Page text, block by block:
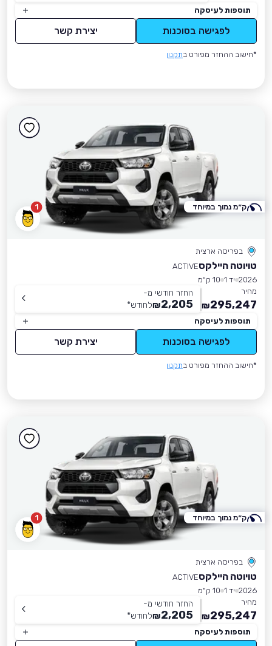
תוספות לעיסקה
לפגישה בסוכנות יצירת קשר
*חישוב ההחזר מפורט בתקנון
1
בפריסה ארצית
טויוטה היילקסACTIVE
2026 יד 1
10 ק״מ
מחיר
295,247
₪
החזר חודשי מ-
2,205
₪לחודש*
תוספות לעיסקה
לפגישה בסוכנות יצירת קשר
*חישוב ההחזר מפורט בתקנון
ק״מ נמוך במיוחד
1
בפריסה ארצית
טויוטה היילקסACTIVE
2026 יד 1
10 ק״מ
מחיר
295,247
₪
החזר חודשי מ-
2,205
₪לחודש*
תוספות לעיסקה
ק״מ נמוך במיוחד